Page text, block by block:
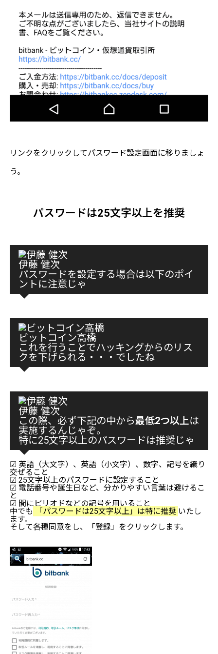
リンクをクリックしてパスワード設定画面に移りましょ
う。
パスワードは25文字以上を推奨
伊藤 健次
パスワードを設定する場合は以下のポイ
ントに注意じゃ
ビットコイン高橋
これを行うことでハッキングからのリス
クを下げられる・・・でしたね
伊藤 健次
この際、必ず下記の中から最低2つ以上は
実施するんじゃぞ。
特に25文字以上のパスワードは推奨じゃ
☑ 英語（大文字）、英語（小文字）、数字、記号を織り
交ぜること
☑ 25文字以上のパスワードに設定すること
☑ 電話番号や誕生日など、分かりやすい言葉は避けるこ
と
☑ 間にピリオドなどの記号を用いること
中でも
「パスワードは25文字以上」は特に推奨 いたし
ます。
そして各種同意をし、「登録」をクリックします。